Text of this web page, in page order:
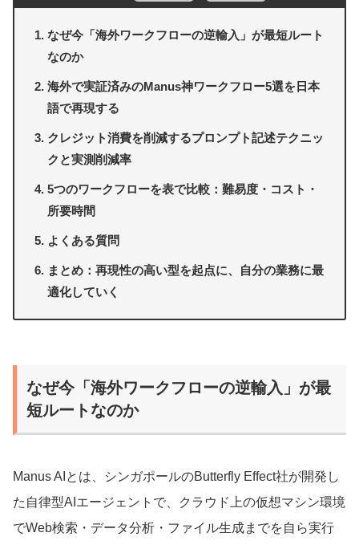
なぜ今「海外ワークフローの逆輸入」が最短ルート
なのか
海外で実証済みのManus神ワークフロー5選を日本
語で再現する
クレジット消費を削減するプロンプト記述テクニッ
クと実測削減率
5つのワークフローを表で比較：難易度・コスト・
所要時間
よくある質問
まとめ：再現性の高い型を起点に、自分の業務に最
適化していく
なぜ今「海外ワークフローの逆輸入」が最
短ルートなのか
Manus AIとは、シンガポールのButterfly Effect社が開発し
た自律型AIエージェントで、クラウド上の仮想マシン環境
でWeb検索・データ分析・ファイル生成までを自ら実行